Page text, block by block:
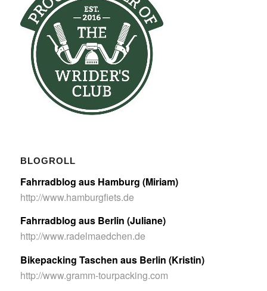
BLOGROLL
Fahrradblog aus Hamburg (Miriam)
http://www.hamburgfiets.de
Fahrradblog aus Berlin (Juliane)
http://www.radelmaedchen.de
Bikepacking Taschen aus Berlin (Kristin)
http://www.gramm-tourpacking.com